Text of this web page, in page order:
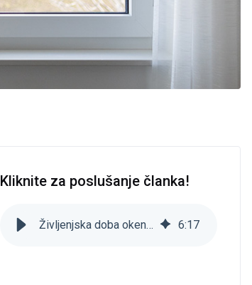
Kliknite za poslušanje članka!
Življenjska doba oken -Po koliko letih je potrebno zamenjati okna? 6:17